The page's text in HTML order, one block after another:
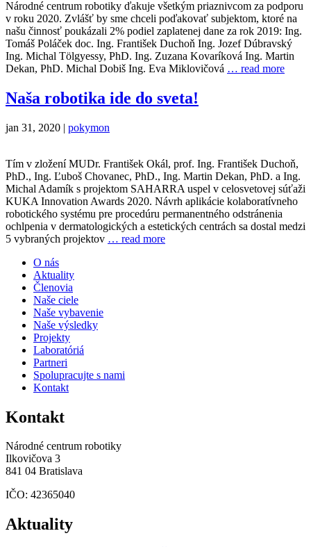
Národné centrum robotiky ďakuje všetkým priaznivcom za podporu
v roku 2020. Zvlášť by sme chceli poďakovať subjektom, ktoré na
našu činnosť poukázali 2% podiel zaplatenej dane za rok 2019: Ing.
Tomáš Poláček doc. Ing. František Duchoň Ing. Jozef Dúbravský
Ing. Michal Tölgyessy, PhD. Ing. Zuzana Kovaríková Ing. Martin
Dekan, PhD. Michal Dobiš Ing. Eva Miklovičová … read more
Naša robotika ide do sveta!
jan 31, 2020 | pokymon
Tím v zložení MUDr. František Okál, prof. Ing. František Duchoň,
PhD., Ing. Ľuboš Chovanec, PhD., Ing. Martin Dekan, PhD. a Ing.
Michal Adamík s projektom SAHARRA uspel v celosvetovej súťaži
KUKA Innovation Awards 2020. Návrh aplikácie kolaboratívneho
robotického systému pre procedúru permanentného odstránenia
ochlpenia v dermatologických a estetických centrách sa dostal medzi
5 vybraných projektov … read more
O nás
Aktuality
Členovia
Naše ciele
Naše vybavenie
Naše výsledky
Projekty
Laboratóriá
Partneri
Spolupracujte s nami
Kontakt
Kontakt
Národné centrum robotiky
Ilkovičova 3
841 04 Bratislava
IČO: 42365040
Aktuality